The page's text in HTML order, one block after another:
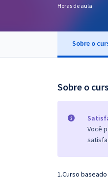
OAB
Questões grátis
Conteúdo gratuito
Horas de aula
Sobre o
Sobre o
Você
1.Curso